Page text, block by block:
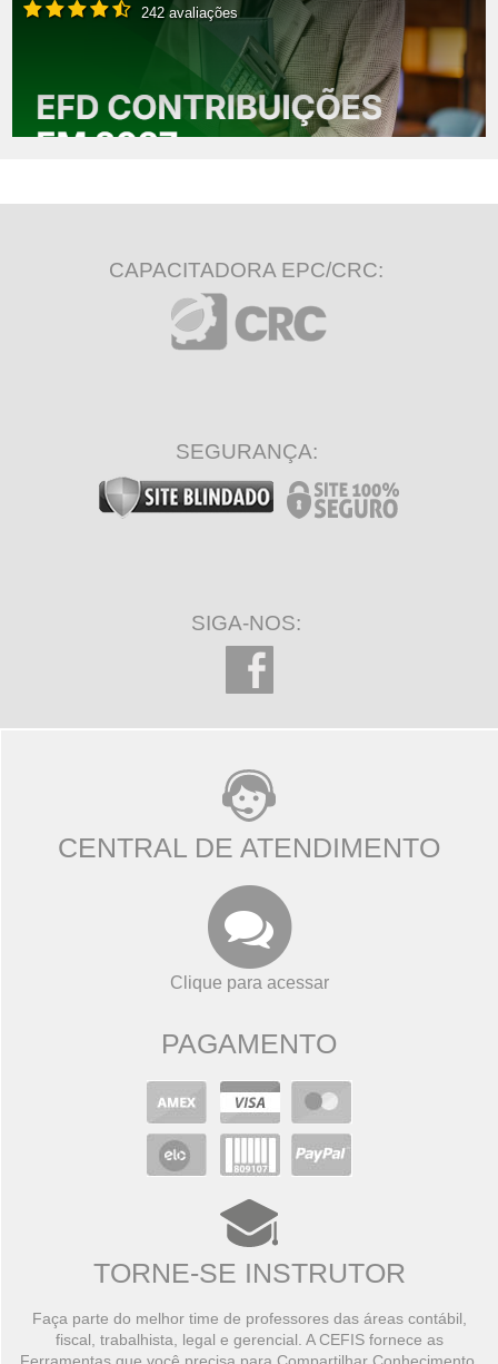
242 avaliações
CAPACITADORA EPC/CRC:
SEGURANÇA:
SIGA-NOS:
CENTRAL DE ATENDIMENTO
Clique para acessar
PAGAMENTO
TORNE-SE INSTRUTOR
Faça parte do melhor time de professores das áreas contábil,
fiscal, trabalhista, legal e gerencial. A CEFIS fornece as